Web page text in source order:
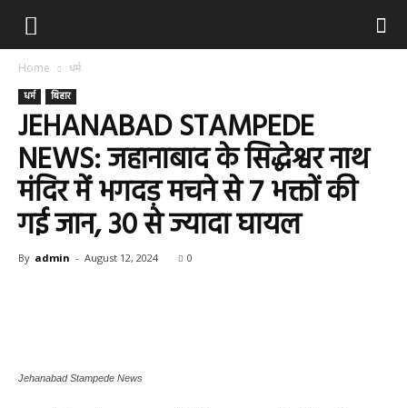
Home धर्म
धर्म बिहार
JEHANABAD STAMPEDE
NEWS: जहानाबाद के सिद्धेश्वर नाथ
मंदिर में भगदड़ मचने से 7 भक्तों की
गई जान, 30 से ज्यादा घायल
By admin - August 12, 2024 0
Jehanabad Stampede News